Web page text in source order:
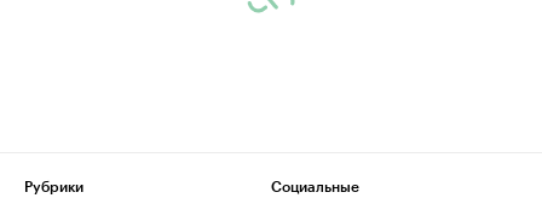
Рубрики
Социальные